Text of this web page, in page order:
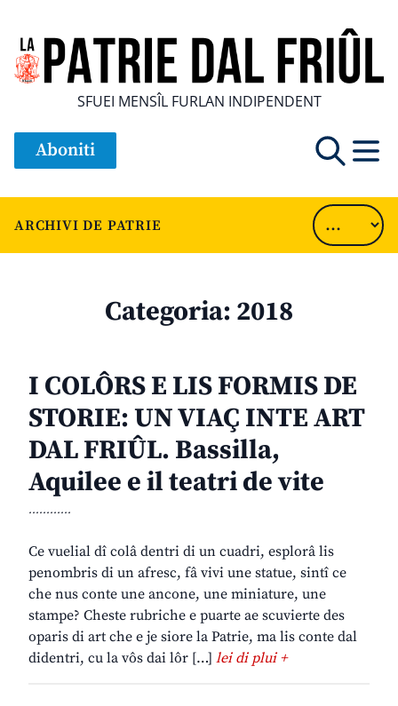
SFUEI MENSÎL FURLAN INDIPENDENT
Aboniti
ARCHIVI DE PATRIE
Categoria: 2018
I COLÔRS E LIS FORMIS DE
STORIE: UN VIAÇ INTE ART
DAL FRIÛL. Bassilla,
Aquilee e il teatri de vite
............
Ce vuelial dî colâ dentri di un cuadri, esplorâ lis
penombris di un afresc, fâ vivi une statue, sintî ce
che nus conte une ancone, une miniature, une
stampe? Cheste rubriche e puarte ae scuvierte des
oparis di art che e je siore la Patrie, ma lis conte dal
didentri, cu la vôs dai lôr […] lei di plui +